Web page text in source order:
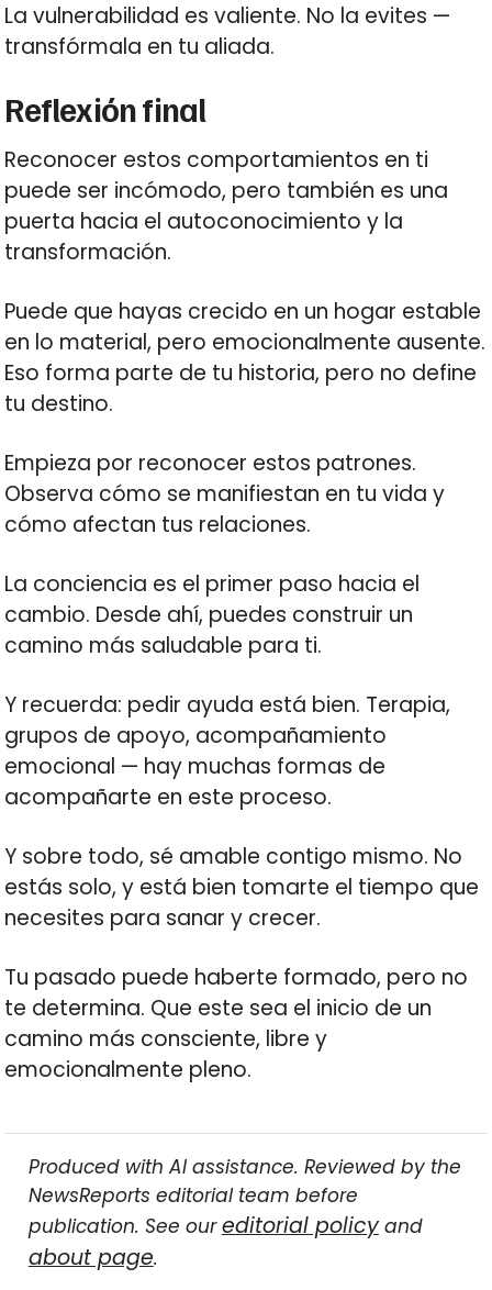
La vulnerabilidad es valiente. No la evites —
transfórmala en tu aliada.
Reflexión final
Reconocer estos comportamientos en ti
puede ser incómodo, pero también es una
puerta hacia el autoconocimiento y la
transformación.
Puede que hayas crecido en un hogar estable
en lo material, pero emocionalmente ausente.
Eso forma parte de tu historia, pero no define
tu destino.
Empieza por reconocer estos patrones.
Observa cómo se manifiestan en tu vida y
cómo afectan tus relaciones.
La conciencia es el primer paso hacia el
cambio. Desde ahí, puedes construir un
camino más saludable para ti.
Y recuerda: pedir ayuda está bien. Terapia,
grupos de apoyo, acompañamiento
emocional — hay muchas formas de
acompañarte en este proceso.
Y sobre todo, sé amable contigo mismo. No
estás solo, y está bien tomarte el tiempo que
necesites para sanar y crecer.
Tu pasado puede haberte formado, pero no
te determina. Que este sea el inicio de un
camino más consciente, libre y
emocionalmente pleno.
Produced with AI assistance. Reviewed by the
NewsReports editorial team before
publication. See oureditorial policyand
about page.